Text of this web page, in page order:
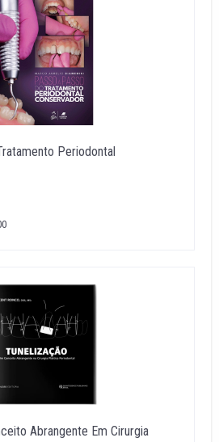
Periodontal
Abrangente Em Cirurgia